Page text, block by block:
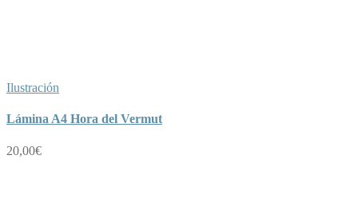
Ilustración
Lámina A4 Hora del Vermut
20,00€